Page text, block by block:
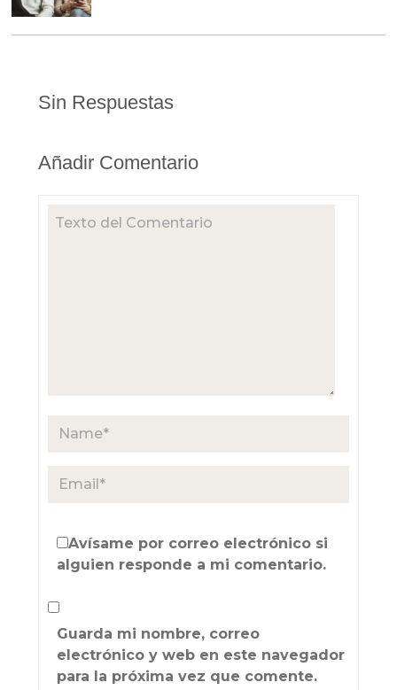
Sin Respuestas
Añadir Comentario
Avísame por correo electrónico si
alguien responde a mi comentario.
Guarda mi nombre, correo
electrónico y web en este navegador
para la próxima vez que comente.